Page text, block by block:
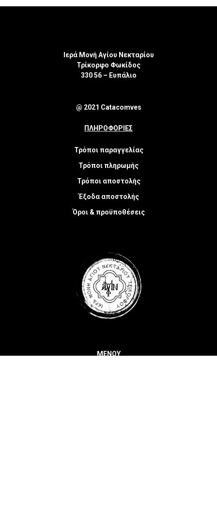
Ιερά Μονή Αγίου Νεκταρίου
Τρίκορφο Φωκίδος
330 56 – Ευπάλιο
@ 2021 Catacomves
ΠΛΗΡΟΦΟΡΙΕΣ
Τρόποι παραγγελίας
Τρόποι πληρωμής
Τρόποι αποστολής
Έξοδα αποστολής
Όροι & προϋποθέσεις
ΜΕΝΟΥ